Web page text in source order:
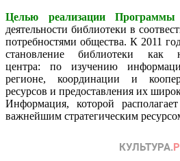
Целью реализации Программы
деятельности библиотеки в
потребностями общества. К 2011
становление библиотеки как
центра: по изучению
регионе, координации и
ресурсов и предоставления их
Информация, которой
важнейшим стратегическим